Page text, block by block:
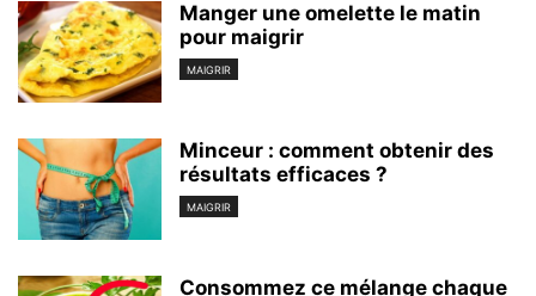
Manger une omelette le matin
pour maigrir
MAIGRIR
Minceur : comment obtenir des
résultats efficaces ?
MAIGRIR
Consommez ce mélange chaque